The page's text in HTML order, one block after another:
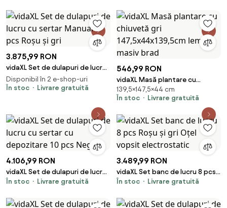
3.875,99 RON
vidaXL Set de dulapuri de lucru
cu sertar Manual 5 pcs Roșu și
gri
Disponibil în 2 e-shop-uri
În stoc
Livrare gratuită
546,99 RON
vidaXL Masă plantare cu
chiuvetă gri 147,5x44x139,5cm
lemn masiv brad
139,5×147,5×44 cm
În stoc
Livrare gratuită
4.106,99 RON
vidaXL Set de dulapuri de lucru
cu sertar cu depozitare 10 pcs
În stoc Livrare gratuită
3.489,99 RON
vidaXL Set banc de lucru 8 pcs
Roșu și gri Oțel vopsit
În stoc Livrare gratuită